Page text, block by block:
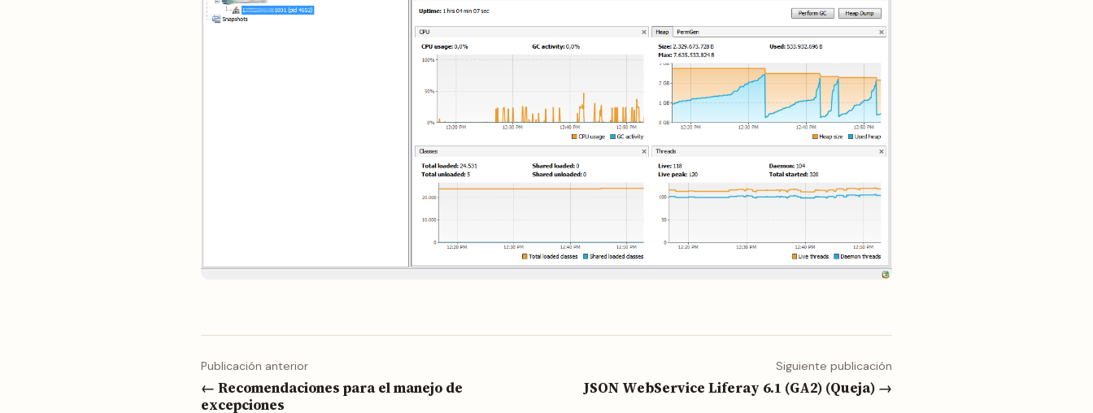
Publicación anterior
← Recomendaciones para el manejo de
excepciones
Siguiente publicación
JSON WebService Liferay 6.1 (GA2) (Queja) →